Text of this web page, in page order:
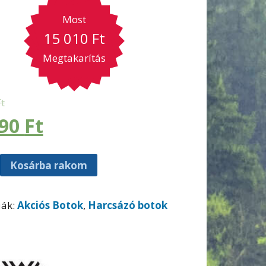
Most
15 010 Ft
Megtakarítás
Ft
Kosárba rakom
Akciós Botok, Harcsázó botok